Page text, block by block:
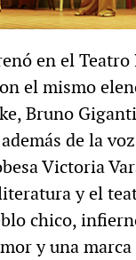
en el
el mismo
Bruno
de la
Victoria
y el
chico,
y una